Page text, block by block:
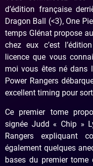
d’édition française
Dragon Ball (<3), One
temps Glénat propose
chez eux c’est
licence que vous
moi vous êtes né dans
Power Rangers
excellent timing pour
Ce premier tome
signée Judd « Chip »
Rangers expliquant
également quelques
bases du premier